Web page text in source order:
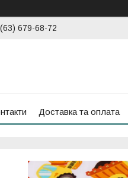
679-68-72
Доставка та оплата